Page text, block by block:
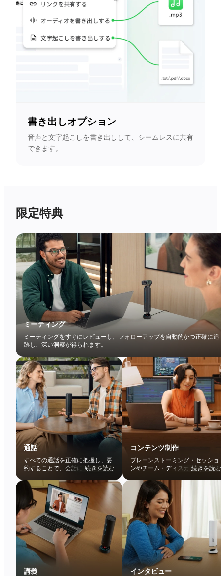
書き出しオプション
音声と文字起こしを書き出しして、シームレスに共有
できます。
限定特典
ミーティング
ミーティングをすぐにレビューし、フォローアップを自動的かつ正確に追
跡し、深い洞察が得られます。
通話
すべての通話を正確に把握し、要
約することで、会話に集中しなが
確認することができます。
... 続きを読む
コンテンツ制作
ブレーンストーミング・セッショ
ンやチーム・ディスカッションを
アを整理し、創造的な閃きを簡単
に保存します。
... 続きを読む
講義 インタビュー